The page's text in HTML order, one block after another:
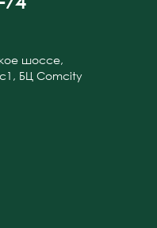
шоссе,
БЦ Comcity